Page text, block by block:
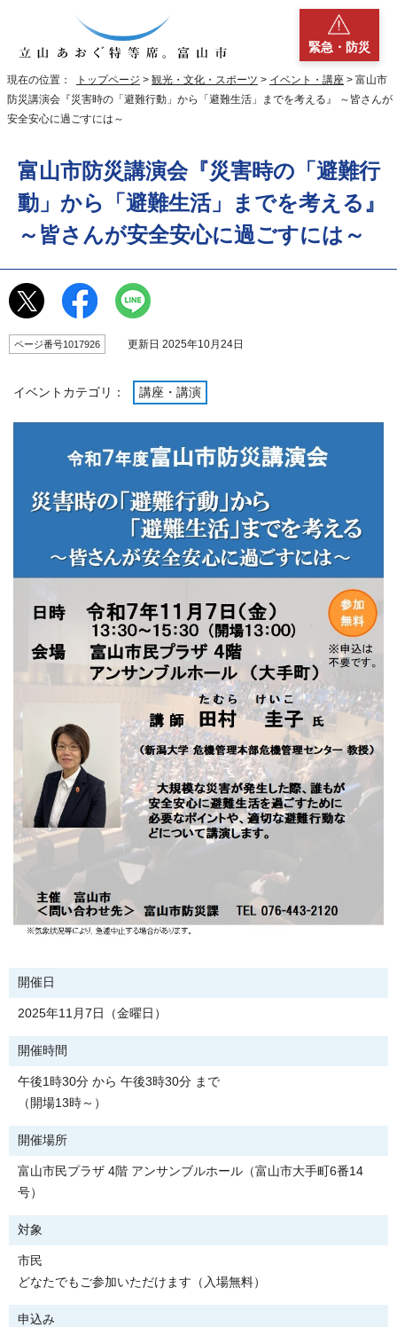
緊急・防災
現在の位置： トップページ > 観光・文化・スポーツ > イベント・講座 > 富山市
防災講演会『災害時の「避難行動」から「避難生活」までを考える』 ～皆さんが
安全安心に過ごすには～
富山市防災講演会『災害時の「避難行
動」から「避難生活」までを考える』
～皆さんが安全安心に過ごすには～
ページ番号1017926 更新日 2025年10月24日
イベントカテゴリ： 講座・講演
開催日
2025年11月7日（金曜日）
開催時間
午後1時30分 から 午後3時30分 まで
（開場13時～）
開催場所
富山市民プラザ 4階 アンサンブルホール（富山市大手町6番14
号）
対象
市民
どなたでもご参加いただけます（入場無料）
申込み